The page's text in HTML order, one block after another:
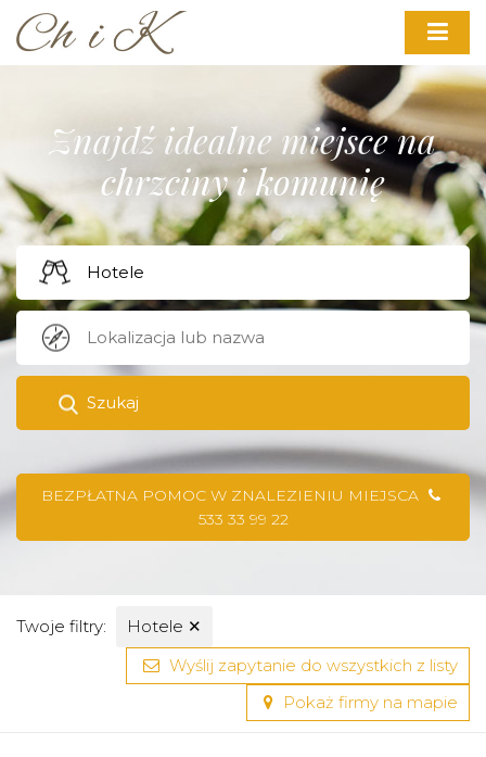
Znajdź idealne miejsce na
chrzciny i komunię
Szukaj
BEZPŁATNA POMOC W ZNALEZIENIU MIEJSCA
533 33 99 22
Twoje filtry: Hotele ✕
Wyślij zapytanie do wszystkich z listy
Pokaż firmy na mapie